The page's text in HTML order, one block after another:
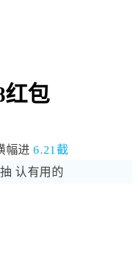
红包
幅进6.21截
认有用的